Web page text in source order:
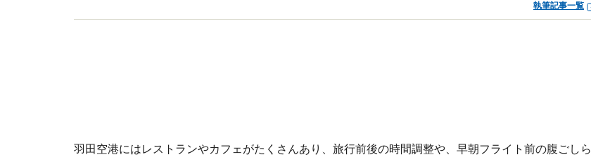
執筆記事一覧
羽田空港にはレストランやカフェがたくさんあり、旅行前後の時間調整や、早朝フライト前の腹ごしら